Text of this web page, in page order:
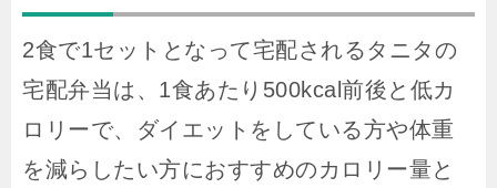
2食で1セットとなって宅配されるタニタの
宅配弁当は、 1食あたり 500kcal 前後と低カ
ロリーで、ダイエットをしている方や体重
を減らしたい方におすすめのカロリー量と